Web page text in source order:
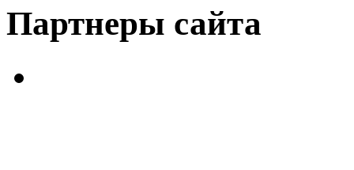
Партнеры сайта